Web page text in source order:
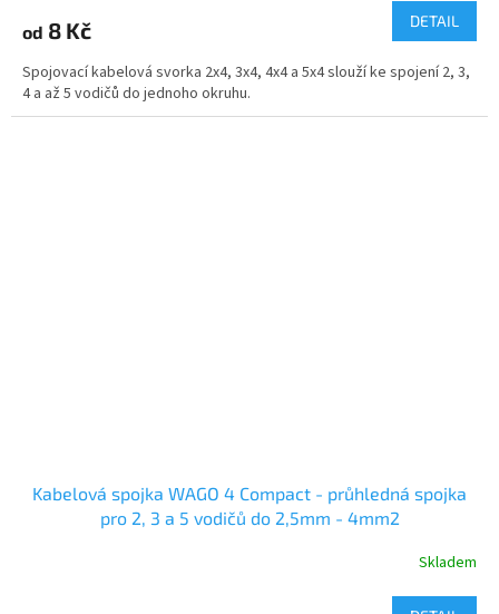
od 8 Kč DETAIL
Spojovací kabelová svorka 2x4, 3x4, 4x4 a 5x4 slouží ke spojení 2, 3,
4 a až 5 vodičů do jednoho okruhu.
Kabelová spojka WAGO 4 Compact - průhledná spojka
pro 2, 3 a 5 vodičů do 2,5mm - 4mm2
Skladem